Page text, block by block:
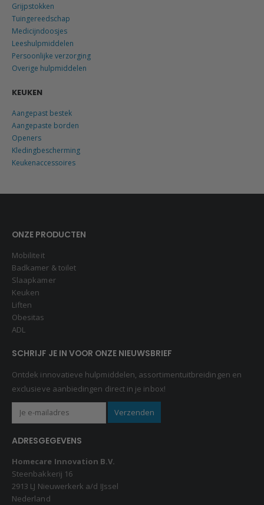
Grijpstokken
Tuingereedschap
Medicijndoosjes
Leeshulpmiddelen
Persoonlijke verzorging
Overige hulpmiddelen
KEUKEN
Aangepast bestek
Aangepaste borden
Openers
Kledingbescherming
Keukenaccessoires
ONZE PRODUCTEN
Mobiliteit
Badkamer & toilet
Slaapkamer
Keuken
Liften
Obesitas
ADL
SCHRIJF JE IN VOOR ONZE NIEUWSBRIEF
Ontdek innovatieve hulpmiddelen, assortimentuitbreidingen en
exclusieve aanbiedingen direct in je inbox!
ADRESGEGEVENS
Homecare Innovation B.V.
Steenbakkerij 16
2913 LJ Nieuwerkerk a/d IJssel
Nederland